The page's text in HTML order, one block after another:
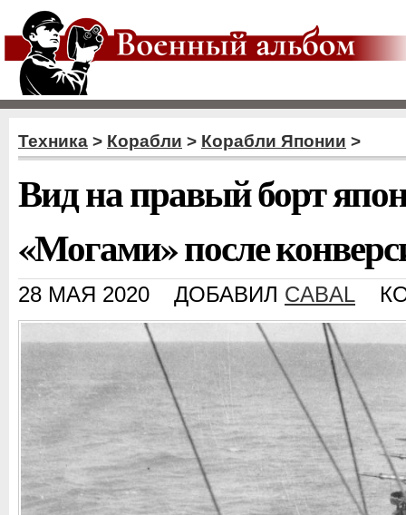
Техника > Корабли > Корабли Японии >
Вид на правый борт
«Могами» после
28 МАЯ 2020 ДОБАВИЛ CABAL